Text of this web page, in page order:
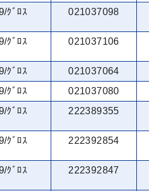
ｸﾞﾛｽ 021037098
ｸﾞﾛｽ 021037106
ｸﾞﾛｽ 021037064
ｸﾞﾛｽ 021037080
ｸﾞﾛｽ 222389355
ｸﾞﾛｽ 222392854
ｸﾞﾛｽ 222392847